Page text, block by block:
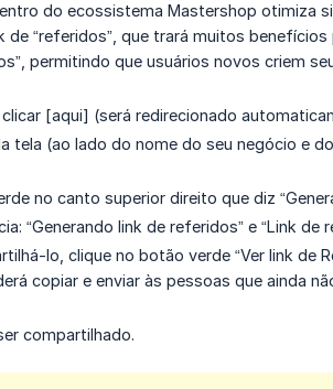
do ecossistema Mastershop otimiza
“referidos”, que trará muitos
permitindo que usuários novos criem
[aqui] (será redirecionado
tela (ao lado do nome do seu negócio e
no canto superior direito que diz
“Generando link de referidos” e “Link de
lo, clique no botão verde “Ver link de
copiar e enviar às pessoas que ainda
compartilhado.